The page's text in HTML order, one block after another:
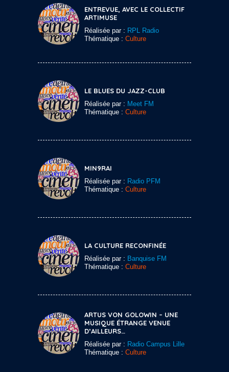
ENTREVUE, AVEC LE COLLECTIF
ARTIMUSE
Réalisée par : RPL Radio
Thématique : Culture
LE BLUES DU JAZZ-CLUB
Réalisée par : Meet FM
Thématique : Culture
MIN9RAI
Réalisée par : Radio PFM
Thématique : Culture
LA CULTURE RECONFINÉE
Réalisée par : Banquise FM
Thématique : Culture
ARTUS VON GOLOWIN – UNE
MUSIQUE ÉTRANGE VENUE
D’AILLEURS…
Réalisée par : Radio Campus Lille
Thématique : Culture